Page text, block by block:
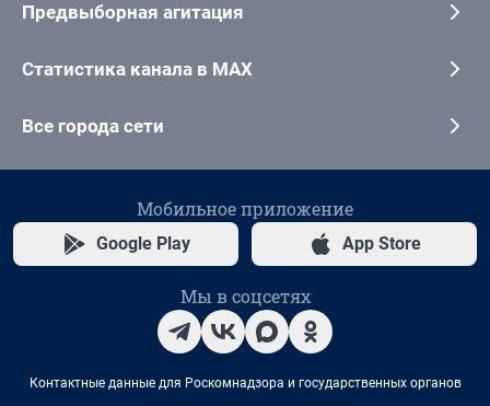
Предвыборная агитация
Статистика канала в MAX
Все города сети
Мобильное приложение
Google Play App Store
Мы в соцсетях
Контактные данные для Роскомнадзора и государственных органов